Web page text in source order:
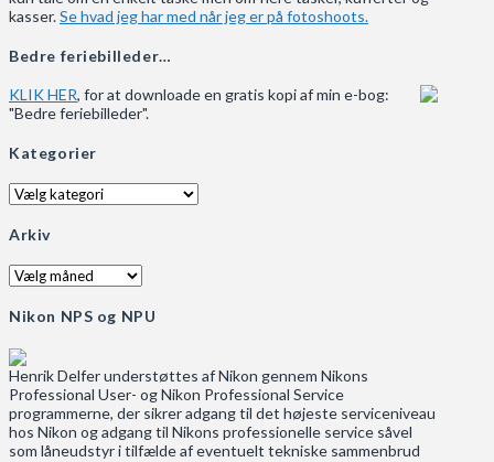
kasser.Se hvad jeg har med når jeg er på fotoshoots.
Bedre feriebilleder…
KLIK HER, for at downloade en gratis kopi af min e-bog:
"Bedre feriebilleder".
Kategorier
Kategorier
Arkiv
Arkiv
Nikon NPS og NPU
Henrik Delfer understøttes af Nikon gennem Nikons
Professional User- og Nikon Professional Service
programmerne, der sikrer adgang til det højeste serviceniveau
hos Nikon og adgang til Nikons professionelle service såvel
som låneudstyr i tilfælde af eventuelt tekniske sammenbrud